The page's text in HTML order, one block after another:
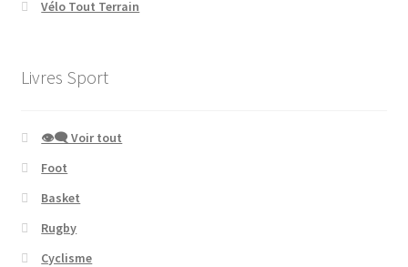
Vélo Tout Terrain
Livres Sport
👁‍🗨 Voir tout
Foot
Basket
Rugby
Cyclisme